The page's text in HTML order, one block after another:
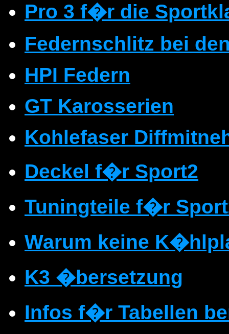
Pro 3 f�r die
Federnschlitz bei
HPI Federn
GT Karosserien
Kohlefaser
Deckel f�r Sport2
Tuningteile f�r
Warum keine
K3 �bersetzung
Infos f�r Tabellen